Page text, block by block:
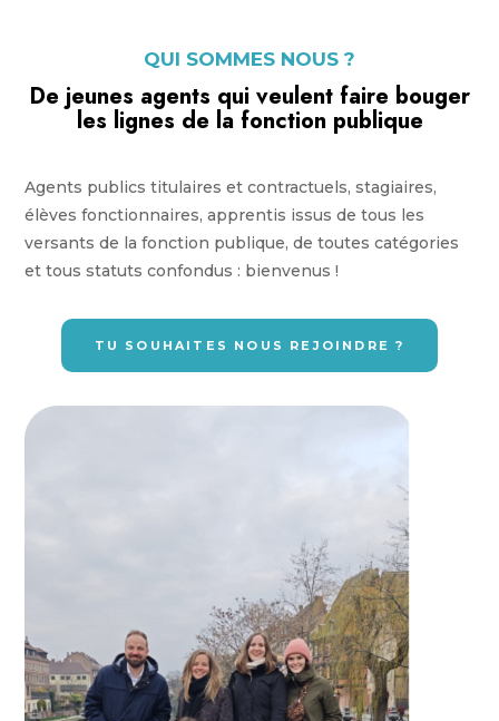
QUI SOMMES NOUS ?
De jeunes agents qui veulent faire bouger
les lignes de la fonction publique
Agents publics titulaires et contractuels, stagiaires,
élèves fonctionnaires, apprentis issus de tous les
versants de la fonction publique, de toutes catégories
et tous statuts confondus : bienvenus !
TU SOUHAITES NOUS REJOINDRE ?